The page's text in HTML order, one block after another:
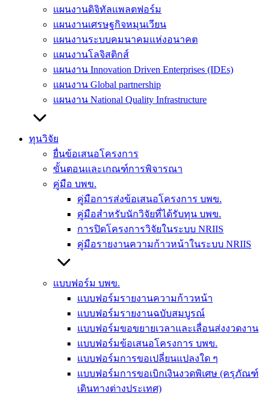
แผนงานดิจิทัลแพลตฟอร์ม
แผนงานเศรษฐกิจหมุนเวียน
แผนงานระบบคมนาคมแห่งอนาคต
แผนงานโลจิสติกส์
แผนงาน Innovation Driven Enterprises (IDEs)
แผนงาน Global partnership
แผนงาน National Quality Infrastructure
ทุนวิจัย
ยื่นข้อเสนอโครงการ
ขั้นตอนและเกณฑ์การพิจารณา
คู่มือ บพข.
คู่มือการส่งข้อเสนอโครงการ บพข.
คู่มือสำหรับนักวิจัยที่ได้รับทุน บพข.
การปิดโครงการวิจัยในระบบ NRIIS
คู่มือรายงานความก้าวหน้าในระบบ NRIIS
แบบฟอร์ม บพข.
แบบฟอร์มรายงานความก้าวหน้า
แบบฟอร์มรายงานฉบับสมบูรณ์
แบบฟอร์มขอขยายเวลาและเลื่อนส่งงวดงาน
แบบฟอร์มข้อเสนอโครงการ บพข.
แบบฟอร์มการขอเปลี่ยนแปลงใด ๆ
แบบฟอร์มการขอเบิกเงินงวดพิเศษ (ครุภัณฑ์
เดินทางต่างประเทศ)